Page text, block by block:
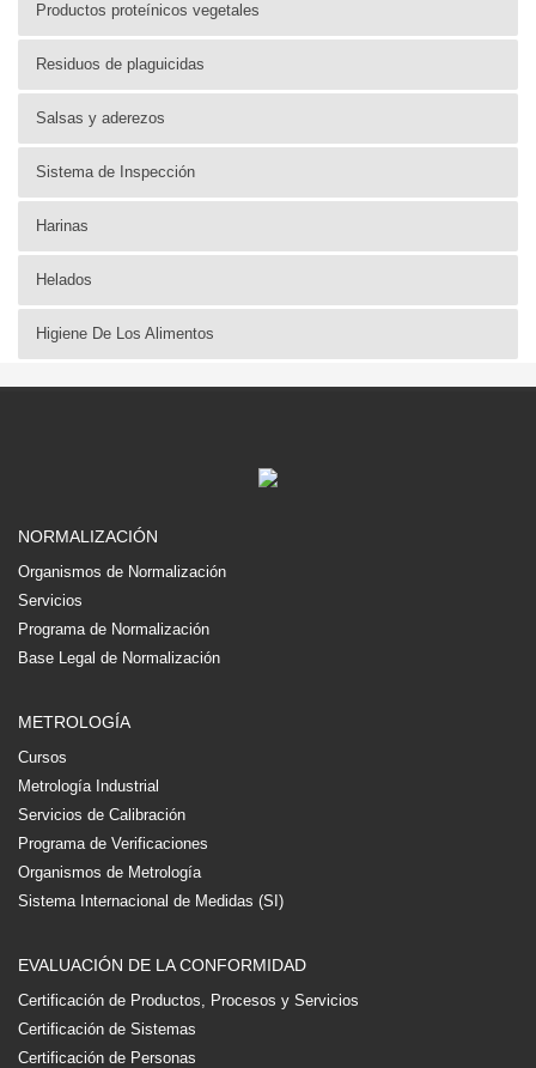
Productos proteínicos vegetales
Residuos de plaguicidas
Salsas y aderezos
Sistema de Inspección
Harinas
Helados
Higiene De Los Alimentos
NORMALIZACIÓN
Organismos de Normalización
Servicios
Programa de Normalización
Base Legal de Normalización
METROLOGÍA
Cursos
Metrología Industrial
Servicios de Calibración
Programa de Verificaciones
Organismos de Metrología
Sistema Internacional de Medidas (SI)
EVALUACIÓN DE LA CONFORMIDAD
Certificación de Productos, Procesos y Servicios
Certificación de Sistemas
Certificación de Personas